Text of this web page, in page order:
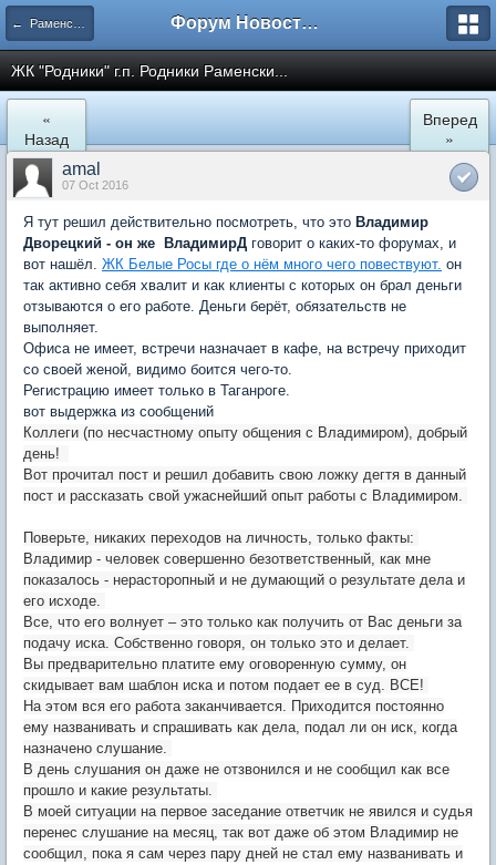
← Раменское Форум Новостройки
ЖК "Родники" г.п. Родники Раменски...
«
Назад
Вперед
»
amal
07 Oct 2016
Я тут решил действительно посмотреть, что это Владимир
Дворецкий - он же ВладимирД говорит о каких-то форумах, и
вот нашёл. ЖК Белые Росы где о нём много чего повествуют. он
так активно себя хвалит и как клиенты с которых он брал деньги
отзываются о его работе. Деньги берёт, обязательств не
выполняет.
Офиса не имеет, встречи назначает в кафе, на встречу приходит
со своей женой, видимо боится чего-то.
Регистрацию имеет только в Таганроге.
вот выдержка из сообщений
Коллеги (по несчастному опыту общения с Владимиром), добрый
день!
Вот прочитал пост и решил добавить свою ложку дегтя в данный
пост и рассказать свой ужаснейший опыт работы с Владимиром.
Поверьте, никаких переходов на личность, только факты:
Владимир - человек совершенно безответственный, как мне
показалось - нерасторопный и не думающий о результате дела и
его исходе.
Все, что его волнует – это только как получить от Вас деньги за
подачу иска. Собственно говоря, он только это и делает.
Вы предварительно платите ему оговоренную сумму, он
скидывает вам шаблон иска и потом подает ее в суд. ВСЕ!
На этом вся его работа заканчивается. Приходится постоянно
ему названивать и спрашивать как дела, подал ли он иск, когда
назначено слушание.
В день слушания он даже не отзвонился и не сообщил как все
прошло и какие результаты.
В моей ситуации на первое заседание ответчик не явился и судья
перенес слушание на месяц, так вот даже об этом Владимир не
сообщил, пока я сам через пару дней не стал ему названивать и